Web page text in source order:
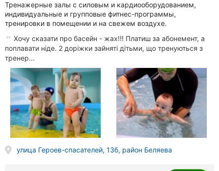
Тренажерные залы с силовым и кардиооборудованием,
индивидуальные и групповые фитнес-программы,
тренировки в помещении и на свежем воздухе.
Хочу сказати про басейн - жах!!! Платиш за абонемент, а
поплавати ніде. 2 доріжки зайняті дітьми, що тренуються з
тренер...
улица Героев-спасателей, 13б, район Беляева